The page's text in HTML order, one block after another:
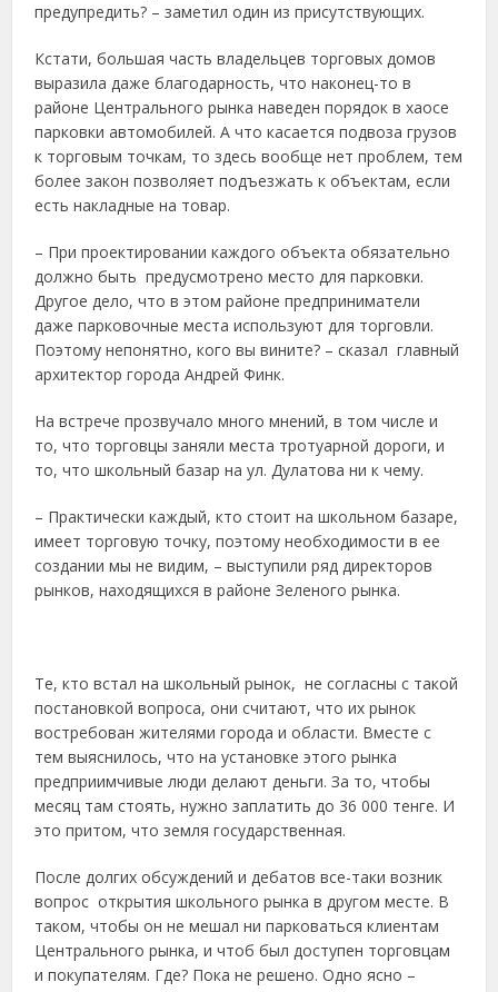
предупредить? – заметил один из присутствующих.
Кстати, большая часть владельцев торговых домов
выразила даже благодарность, что наконец-то в
районе Центрального рынка наведен порядок в хаосе
парковки автомобилей. А что касается подвоза грузов
к торговым точкам, то здесь вообще нет проблем, тем
более закон позволяет подъезжать к объектам, если
есть накладные на товар.
– При проектировании каждого объекта обязательно
должно быть предусмотрено место для парковки.
Другое дело, что в этом районе предприниматели
даже парковочные места используют для торговли.
Поэтому непонятно, кого вы вините? – сказал главный
архитектор города Андрей Финк.
На встрече прозвучало много мнений, в том числе и
то, что торговцы заняли места тротуарной дороги, и
то, что школьный базар на ул. Дулатова ни к чему.
– Практически каждый, кто стоит на школьном базаре,
имеет торговую точку, поэтому необходимости в ее
создании мы не видим, – выступили ряд директоров
рынков, находящихся в районе Зеленого рынка.
Те, кто встал на школьный рынок, не согласны с такой
постановкой вопроса, они считают, что их рынок
востребован жителями города и области. Вместе с
тем выяснилось, что на установке этого рынка
предприимчивые люди делают деньги. За то, чтобы
месяц там стоять, нужно заплатить до 36 000 тенге. И
это притом, что земля государственная.
После долгих обсуждений и дебатов все-таки возник
вопрос открытия школьного рынка в другом месте. В
таком, чтобы он не мешал ни парковаться клиентам
Центрального рынка, и чтоб был доступен торговцам
и покупателям. Где? Пока не решено. Одно ясно –